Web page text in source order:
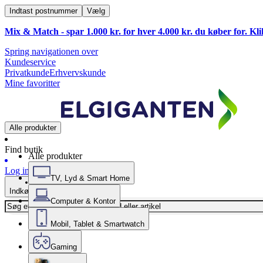
Indtast postnummer Vælg
Mix & Match - spar 1.000 kr. for hver 4.000 kr. du køber for.
Spring navigationen over
Kundeservice
PrivatkundeErhvervskunde
Mine favoritter
Alle produkter
Find butik
Log ind
Indkøbskurv
Alle produkter
TV, Lyd & Smart Home
Computer & Kontor
Mobil, Tablet & Smartwatch
Gaming